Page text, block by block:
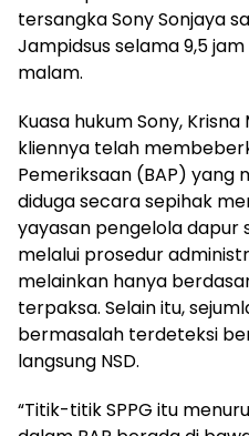
tersangka Sony Sonjaya
Jampidsus selama 9,5
malam.
Kuasa hukum Sony,
kliennya telah
Pemeriksaan (BAP) yang
diduga secara sepihak
yayasan pengelola dapur
melalui prosedur
melainkan hanya
terpaksa. Selain itu,
bermasalah terdeteksi
langsung NSD.
“Titik-titik SPPG itu